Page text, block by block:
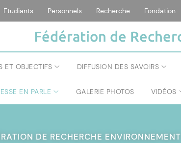
Etudiants Personnels Recherche Fondation
Fédération de
ET OBJECTIFS DIFFUSION DES SAVOIRS
EN PARLE GALERIE PHOTOS VIDÉOS
DE RECHERCHE